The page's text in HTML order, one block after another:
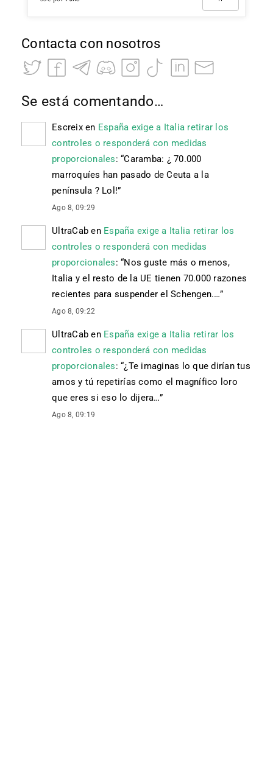
Contacta con nosotros
Se está comentando…
Escreixen España exige a Italia retirar los
controles o responderá con medidas
proporcionales: “Caramba: ¿ 70.000
marroquíes han pasado de Ceuta a la
península ? Lol!”
Ago 8, 09:29
UltraCab en España exige a Italia retirar los
controles o responderá con medidas
proporcionales: “Nos guste más o menos,
Italia y el resto de la UE tienen 70.000 razones
recientes para suspender el Schengen.…”
Ago 8, 09:22
UltraCab en España exige a Italia retirar los
controles o responderá con medidas
proporcionales: “¿Te imaginas lo que dirían tus
amos y tú repetirías como el magnífico loro
que eres si eso lo dijera…”
Ago 8, 09:19